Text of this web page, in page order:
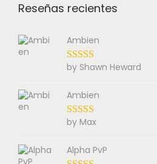
Reseñas recientes
Ambien
by Shawn Heward
Ambien
by Max
Alpha PvP